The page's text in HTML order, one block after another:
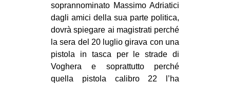
MOBILITAZIONI
SPAZI
SPORT POPOLARE
MOVIMENTI
soprannominato Massimo Adriatici
dagli amici della sua parte politica,
dovrà spiegare ai magistrati perché
la sera del 20 luglio girava con una
pistola in tasca per le strade di
Voghera e soprattutto perché
quella pistola calibro 22 l’ha